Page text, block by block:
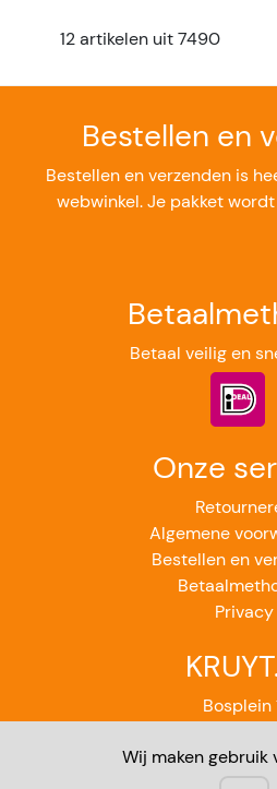
Wij maken gebruik
12 artikelen uit 7490
Bestellen en
Bestellen en verzenden is
webwinkel. Je pakket
Betaal veilig en
Onze
Algemene
Bestellen en
Privacy
Bosplein
071-